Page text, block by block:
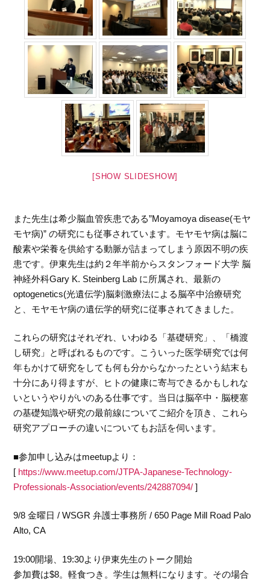
[SHOW SLIDESHOW]
また先生は希少脳血管疾患である”Moyamoya disease(モヤ
モヤ病)” の研究にも従事されています。モヤモヤ病は脳に
酸素や栄養を供給する動脈が詰まってしまう原因不明の疾
患です。伊東先生は約２年半前からスタンフォード大学 脳
神経外科Gary K. Steinberg Lab に所属され、最新の
optogenetics(光遺伝学)脳刺激療法による脳卒中治療研究
と、モヤモヤ病の遺伝学的研究に従事されてきました。
これらの研究はそれぞれ、いわゆる「基礎研究」、「橋渡
し研究」と呼ばれるものです。こういった医学研究では何
年もかけて研究をしても何も分からなかったという結末も
十分にあり得ますが、ヒトの健康に寄与できるかもしれな
いというやりがいのある仕事です。当日は脳卒中・脳梗塞
の基礎知識や研究の最前線についてご紹介を頂き、これら
研究アプローチの違いについてもお話を伺います。
■参加申し込みはmeetupより：
[ https://www.meetup.com/JTPA-Japanese-Technology-
Professionals-Association/events/242887094/ ]
9/8 金曜日 / WSGR 弁護士事務所 / 650 Page Mill Road Palo
Alto, CA
19:00開場、19:30より伊東先生のトーク開始
参加費は$8。軽食つき。学生は無料になります。その場合